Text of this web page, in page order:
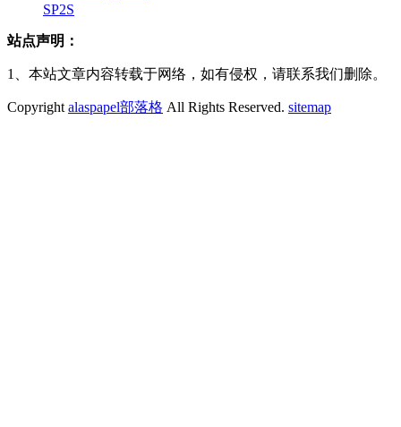
SP2S
站点声明：
1、本站文章内容转载于网络，如有侵权，请联系我们删除。
Copyright alaspapel部落格 All Rights Reserved. sitemap